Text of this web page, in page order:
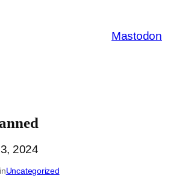
Mastodon
2024
inUncategorized